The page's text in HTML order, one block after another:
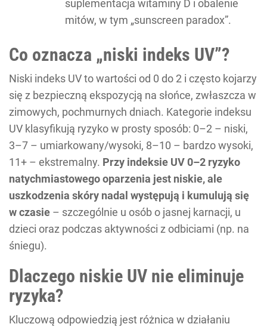
suplementacja witaminy D i obalenie
mitów, w tym „sunscreen paradox”.
Co oznacza „niski indeks UV”?
Niski indeks UV to wartości od 0 do 2 i często kojarzy
się z bezpieczną ekspozycją na słońce, zwłaszcza w
zimowych, pochmurnych dniach. Kategorie indeksu
UV klasyfikują ryzyko w prosty sposób: 0–2 – niski,
3–7 – umiarkowany/wysoki, 8–10 – bardzo wysoki,
11+ – ekstremalny. Przy indeksie UV 0–2 ryzyko
natychmiastowego oparzenia jest niskie, ale
uszkodzenia skóry nadal występują i kumulują się
w czasie – szczególnie u osób o jasnej karnacji, u
dzieci oraz podczas aktywności z odbiciami (np. na
śniegu).
Dlaczego niskie UV nie eliminuje
ryzyka?
Kluczową odpowiedzią jest różnica w działaniu